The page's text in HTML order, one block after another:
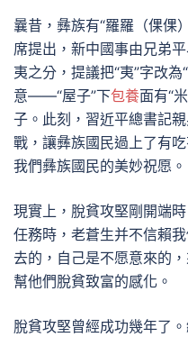
曩昔，彝族有“羅羅（倮倮
席提出，新中國事由兄弟
夷之分，提議把“夷”字改
意——“屋子”下包養面有“
子。此刻，習近平總書記
戰，讓彝族國民過上了有
我們彝族國民的美妙祝愿。
現實上，脫貧攻堅剛開端
任務時，老蒼生并不信賴
去的，自己是不愿意來的
幫他們脫貧致富的感化。
脫貧攻堅曾經成功幾年了